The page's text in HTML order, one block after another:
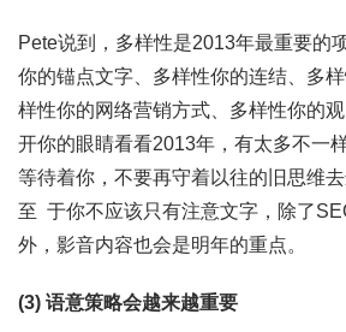
Pete说到，多样性是2013年最重要的
你的锚点文字、多样性你的连结、多
样性你的网络营销方式、多样性你的
开你的眼睛看看2013年，有太多不一
等待着你，不要再守着以往的旧思维
至 于你不应该只有注意文字，除了
外，影音内容也会是明年的重点。
(3) 语意策略会越来越重要